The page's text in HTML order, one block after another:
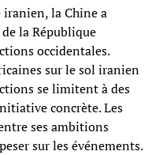
la Chine a
la République
occidentales.
sur le sol iranien
se limitent à des
concrète. Les
ses ambitions
sur les événements.